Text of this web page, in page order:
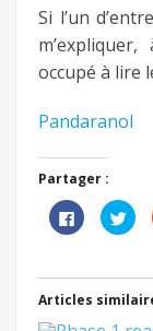
Si l’un
occupé à lire
Pandaranol
Partager :
Cliquez
pour
partager
dans
nouvelle
une
Articles